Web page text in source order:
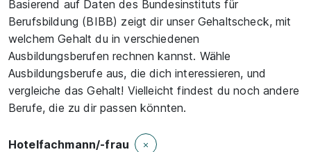
Basierend auf Daten des Bundesinstituts für
Berufsbildung (BIBB) zeigt dir unser Gehaltscheck, mit
welchem Gehalt du in verschiedenen
Ausbildungsberufen rechnen kannst. Wähle
Ausbildungsberufe aus, die dich interessieren, und
vergleiche das Gehalt! Vielleicht findest du noch andere
Berufe, die zu dir passen könnten.
Hotelfachmann/-frau